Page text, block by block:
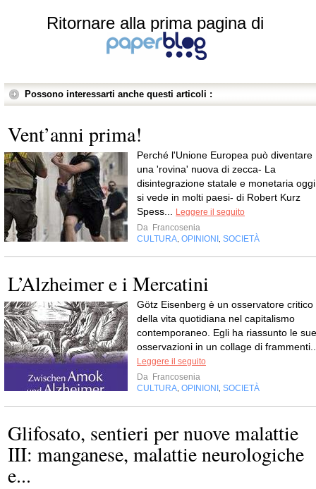
Ritornare alla prima pagina di
Possono interessarti anche questi articoli :
Vent’anni prima!
Perché l'Unione Europea può diventare
una 'rovina' nuova di zecca- La
disintegrazione statale e monetaria oggi
si vede in molti paesi- di Robert Kurz
Spess...
Leggere il seguito
Da Francosenia
CULTURA OPINIONI SOCIETÀ
L’Alzheimer e i Mercatini
Götz Eisenberg è un osservatore critico
della vita quotidiana nel capitalismo
contemporaneo. Egli ha riassunto le sue
osservazioni in un collage di
Leggere il seguito
Da Francosenia
CULTURA OPINIONI SOCIETÀ
Glifosato, sentieri per nuove malattie
III: manganese, malattie neurologiche
e...